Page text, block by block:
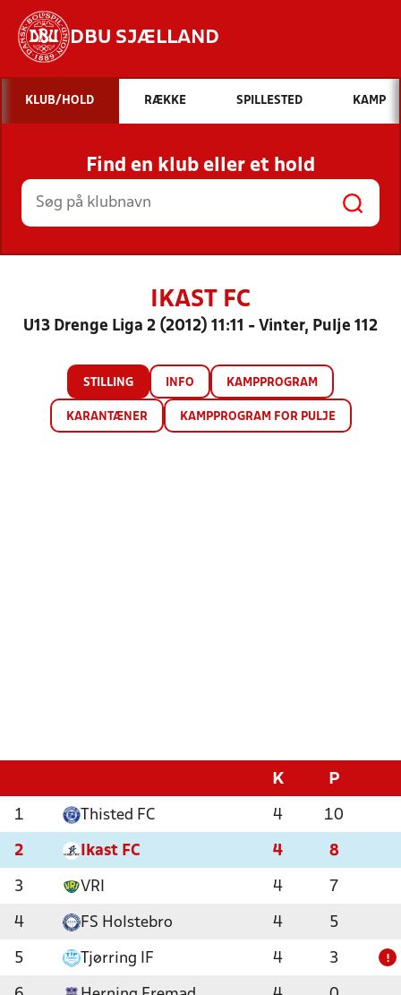
DBU SJÆLLAND
Hvad vil du søge efter?
INDHOLD OG NYHEDER
STILLINGER, RESULTATER, KLUBBER OG
HOLD
KLUB/HOLD RÆKKE SPILLESTED KAMP
Find en klub eller et hold
IKAST FC
U13 Drenge Liga 2 (2012) 11:11 - Vinter, Pulje 112
STILLING INFO KAMPPROGRAM
KARANTÆNER KAMPPROGRAM FOR PULJE
K P
1 Thisted FC 4 10
2 Ikast FC 4 8
3 VRI 4 7
4 FS Holstebro 4 5
5 Tjørring IF 4 3 !